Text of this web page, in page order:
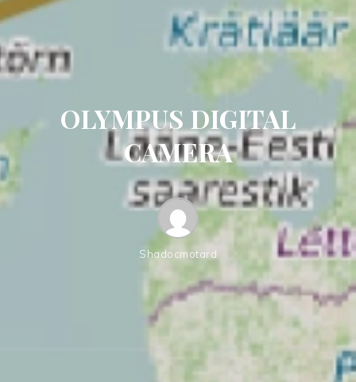
OLYMPUS DIGITAL
CAMERA
Shadocmotard